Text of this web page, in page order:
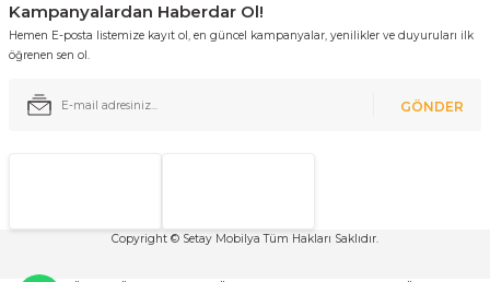
Kampanyalardan Haberdar Ol!
Hemen E-posta listemize kayıt ol, en güncel kampanyalar, yenilikler ve duyuruları ilk
öğrenen sen ol.
GÖNDER
Copyright © Setay Mobilya Tüm Hakları Saklıdır.